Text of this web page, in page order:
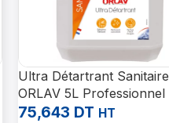
Ultra Détartrant Sanitaire
ORLAV 5L Professionnel
75,643 DT HT